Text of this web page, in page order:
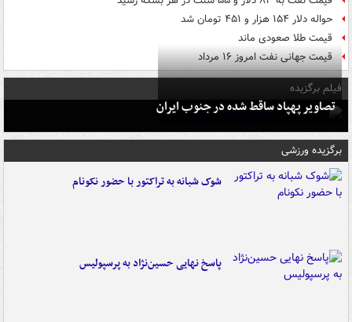
حواله دلار ۱۵۴ هزار و ۴۵۱ تومان شد
قیمت طلا صعودی ماند
قیمت جهانی نفت امروز ۱۶ مرداد
فیلم برگزیده
تصاویر پهپاد ساقط شده در جنوب ایران
برگزیده ورزشی
شوک شبانه به تراکتور با حضور نکونام
پاسخ نهایی حسین‌نژاد به پرسپولیس